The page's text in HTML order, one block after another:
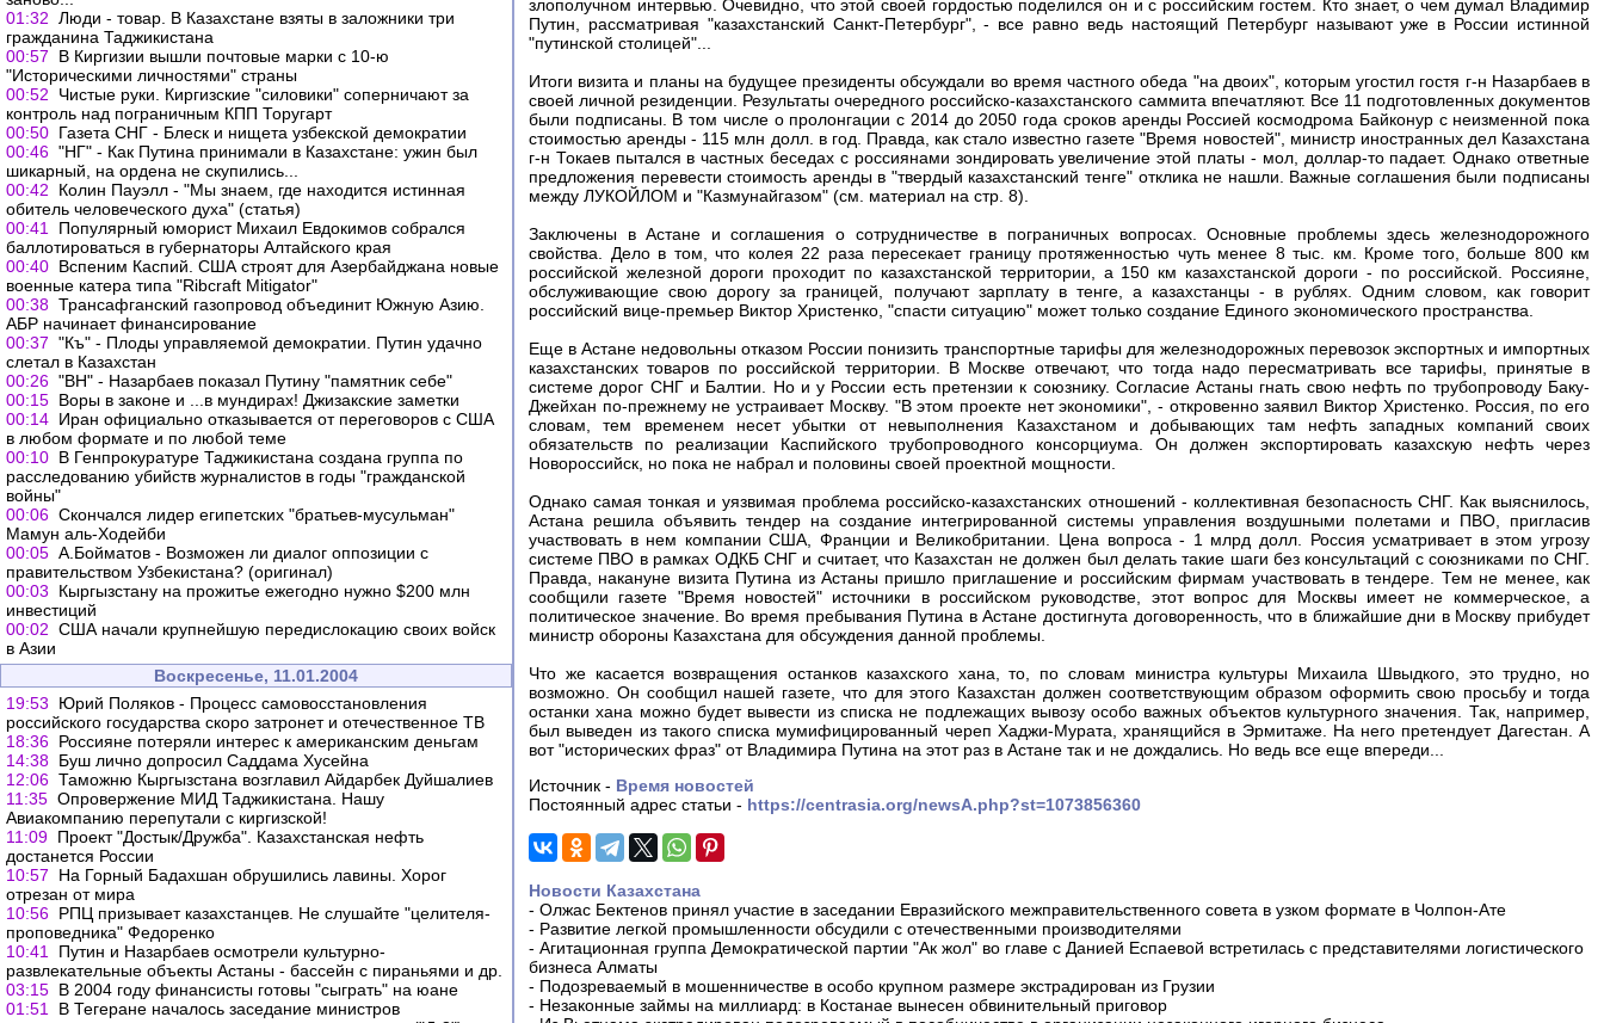
01:32 Люди - товар. В Казахстане взяты в заложники три
гражданина Таджикистана
00:57
В Киргизии вышли почтовые марки с 10-ю
"Историческими личностями" страны
00:52
Чистые руки. Киргизские "силовики" соперничают за
контроль над пограничным КПП Торугарт
00:50 Газета СНГ - Блеск и нищета узбекской демократии
00:46 "НГ" - Как Путина принимали в Казахстане: ужин был
шикарный, на ордена не скупились...
00:42
Колин Пауэлл - "Мы знаем, где находится истинная
обитель человеческого духа" (статья)
00:41
Популярный юморист Михаил Евдокимов собрался
баллотироваться в губернаторы Алтайского края
00:40 Вспеним Каспий. США строят для Азербайджана новые
военные катера типа "Ribcraft Mitigator"
00:38 Трансафганский газопровод объединит Южную Азию.
АБР начинает финансирование
00:37 "Къ" - Плоды управляемой демократии. Путин удачно
слетал в Казахстан
00:26 "ВН" - Назарбаев показал Путину "памятник себе"
00:15 Воры в законе и ...в мундирах! Джизакские заметки
00:14 Иран официально отказывается от переговоров с США
в любом формате и по любой теме
00:10 В Генпрокуратуре Таджикистана создана группа по
расследованию убийств журналистов в годы "гражданской
войны"
00:06 Скончался лидер египетских "братьев-мусульман"
Мамун аль-Ходейби
00:05 А.Бойматов - Возможен ли диалог оппозиции с
правительством Узбекистана? (оригинал)
00:03
Кыргызстану на прожитье ежегодно нужно $200 млн
инвестиций
00:02 США начали крупнейшую передислокацию своих войск
в Азии
Воскресенье, 11.01.2004
19:53
Юрий Поляков - Процесс самовосстановления
российского государства скоро затронет и отечественное ТВ
18:36 Россияне потеряли интерес к американским деньгам
14:38 Буш лично допросил Саддама Хусейна
12:06 Таможню Кыргызстана возглавил Айдарбек Дуйшалиев
11:35 Опровержение МИД Таджикистана. Нашу
Авиакомпанию перепутали с киргизской!
11:09 Проект "Достык/Дружба". Казахстанская нефть
достанется России
10:57
На Горный Бадахшан обрушились лавины. Хорог
отрезан от мира
10:56 РПЦ призывает казахстанцев. Не слушайте "целителя-
проповедника" Федоренко
10:41
Путин и Назарбаев осмотрели культурно-
развлекательные объекты Астаны - бассейн с пираньями и др.
03:15 В 2004 году финансисты готовы "сыграть" на юане
01:51
В Тегеране началось заседание министров
злополучном интервью. Очевидно, что этой своей гордостью поделился он и с российским гостем. Кто знает, о чем думал Владимир
Путин, рассматривая "казахстанский Санкт-Петербург", - все равно ведь настоящий Петербург называют уже в России истинной
"путинской столицей"...
Итоги визита и планы на будущее президенты обсуждали во время частного обеда "на двоих", которым угостил гостя г-н Назарбаев в
своей личной резиденции. Результаты очередного российско-казахстанского саммита впечатляют. Все 11 подготовленных документов
были подписаны. В том числе о пролонгации с 2014 до 2050 года сроков аренды Россией космодрома Байконур с неизменной пока
стоимостью аренды - 115 млн долл. в год. Правда, как стало известно газете "Время новостей", министр иностранных дел Казахстана
г-н Токаев пытался в частных беседах с россиянами зондировать увеличение этой платы - мол, доллар-то падает. Однако ответные
предложения перевести стоимость аренды в "твердый казахстанский тенге" отклика не нашли. Важные соглашения были подписаны
между ЛУКОЙЛОМ и "Казмунайгазом" (см. материал на стр. 8).
Заключены в Астане и соглашения о сотрудничестве в пограничных вопросах. Основные проблемы здесь железнодорожного
свойства. Дело в том, что колея 22 раза пересекает границу протяженностью чуть менее 8 тыс. км. Кроме того, больше 800 км
российской железной дороги проходит по казахстанской территории, а 150 км казахстанской дороги - по российской. Россияне,
обслуживающие свою дорогу за границей, получают зарплату в тенге, а казахстанцы - в рублях. Одним словом, как говорит
российский вице-премьер Виктор Христенко, "спасти ситуацию" может только создание Единого экономического пространства.
Еще в Астане недовольны отказом России понизить транспортные тарифы для железнодорожных перевозок экспортных и импортных
казахстанских товаров по российской территории. В Москве отвечают, что тогда надо пересматривать все тарифы, принятые в
системе дорог СНГ и Балтии. Но и у России есть претензии к союзнику. Согласие Астаны гнать свою нефть по трубопроводу Баку-
Джейхан по-прежнему не устраивает Москву. "В этом проекте нет экономики", - откровенно заявил Виктор Христенко. Россия, по его
словам, тем временем несет убытки от невыполнения Казахстаном и добывающих там нефть западных компаний своих
обязательств по реализации Каспийского трубопроводного консорциума. Он должен экспортировать казахскую нефть через
Новороссийск, но пока не набрал и половины своей проектной мощности.
Однако самая тонкая и уязвимая проблема российско-казахстанских отношений - коллективная безопасность СНГ. Как выяснилось,
Астана решила объявить тендер на создание интегрированной системы управления воздушными полетами и ПВО, пригласив
участвовать в нем компании США, Франции и Великобритании. Цена вопроса - 1 млрд долл. Россия усматривает в этом угрозу
системе ПВО в рамках ОДКБ СНГ и считает, что Казахстан не должен был делать такие шаги без консультаций с союзниками по СНГ.
Правда, накануне визита Путина из Астаны пришло приглашение и российским фирмам участвовать в тендере. Тем не менее, как
сообщили газете "Время новостей" источники в российском руководстве, этот вопрос для Москвы имеет не коммерческое, а
политическое значение. Во время пребывания Путина в Астане достигнута договоренность, что в ближайшие дни в Москву прибудет
министр обороны Казахстана для обсуждения данной проблемы.
Что же касается возвращения останков казахского хана, то, по словам министра культуры Михаила Швыдкого, это трудно, но
возможно. Он сообщил нашей газете, что для этого Казахстан должен соответствующим образом оформить свою просьбу и тогда
останки хана можно будет вывести из списка не подлежащих вывозу особо важных объектов культурного значения. Так, например,
был выведен из такого списка мумифицированный череп Хаджи-Мурата, хранящийся в Эрмитаже. На него претендует Дагестан. А
вот "исторических фраз" от Владимира Путина на этот раз в Астане так и не дождались. Но ведь все еще впереди...
Источник - Время новостей
Постоянный адрес статьи - https://centrasia.org/newsA.php?st=1073856360
Новости Казахстана
- Олжас Бектенов принял участие в заседании Евразийского межправительственного совета в узком формате в Чолпон-Ате
- Развитие легкой промышленности обсудили с отечественными производителями
- Агитационная группа Демократической партии "Ак жол" во главе с Данией Еспаевой встретилась с представителями логистического
бизнеса Алматы
- Подозреваемый в мошенничестве в особо крупном размере экстрадирован из Грузии
- Незаконные займы на миллиард: в Костанае вынесен обвинительный приговор